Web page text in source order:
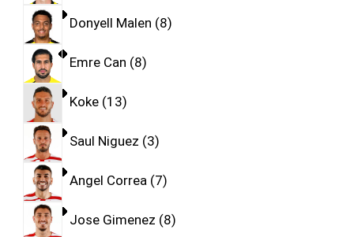
Donyell Malen 8
Emre Can 8
Koke 13
Saul Niguez 3
Angel Correa 7
Jose Gimenez 8